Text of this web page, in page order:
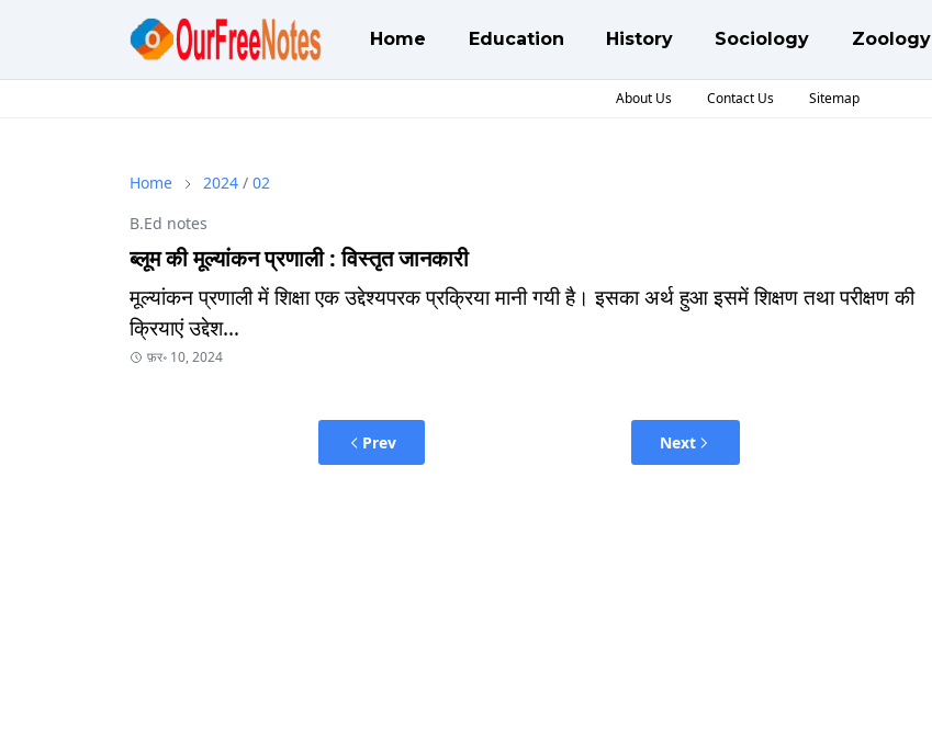
Home Education History Sociology Zoology
About Us Contact Us Sitemap
Home 2024 / 02
B.Ed notes
ब्लूम की मूल्यांकन प्रणाली : विस्तृत जानकारी
मूल्यांकन प्रणाली में शिक्षा एक उद्देश्यपरक प्रक्रिया मानी गयी है। इसका अर्थ हुआ इसमें शिक्षण तथा परीक्षण की
क्रियाएं उद्देश…
फ़र॰ 10, 2024
Prev Next